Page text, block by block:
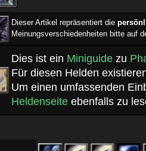
Dieser Artikel repräsentiert die
Meinungsverschiedenheiten bitte auf
Dies ist ein Miniguide zu
Für diesen Helden
Um einen umfassenden
Heldenseite ebenfalls zu